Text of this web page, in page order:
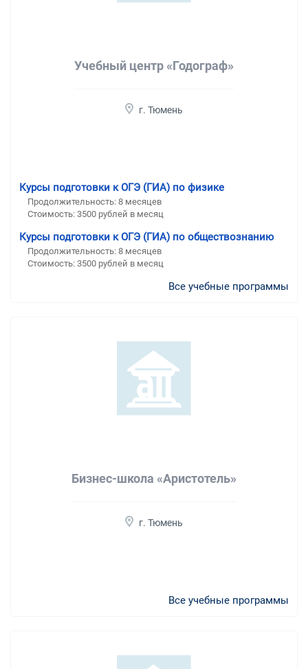
Учебный центр «Годограф»
г. Тюмень
Курсы подготовки к ОГЭ (ГИА) по физике
Продолжительность: 8 месяцев
Стоимость: 3500 рублей в месяц
Курсы подготовки к ОГЭ (ГИА) по обществознанию
Продолжительность: 8 месяцев
Стоимость: 3500 рублей в месяц
Все учебные программы
Бизнес-школа «Аристотель»
г. Тюмень
Все учебные программы